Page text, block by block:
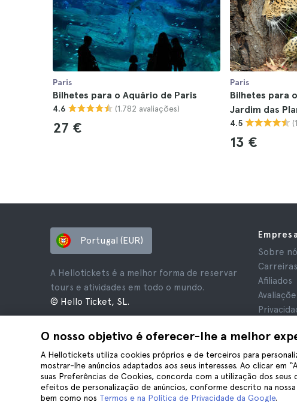
Paris
Bilhetes para o Aquário de Paris
4.6 (1.782 avaliações)
27 €
Paris
Bilhetes para
Jardim das
4.5
13 €
O nosso objetivo é oferecer-lhe a melhor
A Hellotickets utiliza cookies próprios e de terceiros para
mostrar-lhe anúncios adaptados aos seus interesses. Ao clicar em
suas Preferências de Cookies, concorda com a utilização dos seus
efeitos de personalização de anúncios, conforme descrito na nossa
bem como nos Termos e na Política de Privacidade da Google.
Portugal (EUR)
A Hellotickets é a melhor forma de reservar
tours e atividades em todo o mundo.
© Hello Ticket, SL.
Empresa
Sobre
Carreiras
Afiliados
Aviso
Cookies